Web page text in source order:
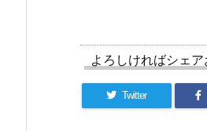
よろしければシェ
Twitter